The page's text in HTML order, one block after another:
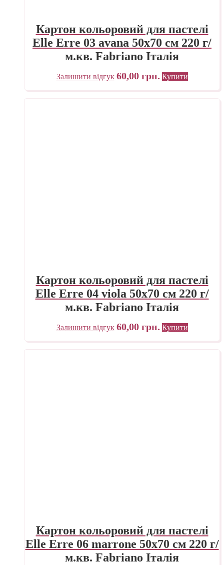
Картон кольоровий для пастелі
Elle Erre 03 avana 50х70 см 220 г/
м.кв. Fabriano Італія
Залишити відгук 60,00 грн. Купити
Картон кольоровий для пастелі
Elle Erre 04 viola 50х70 см 220 г/
м.кв. Fabriano Італія
Залишити відгук 60,00 грн. Купити
Картон кольоровий для пастелі
Elle Erre 06 marrone 50х70 см 220 г/
м.кв. Fabriano Італія